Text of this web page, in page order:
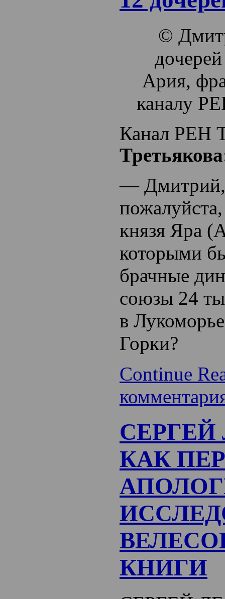
©
Ария,
каналу
Канал РЕН
Третьякова
— Дмитрий,
князя Яра
которыми
брачные
союзы 24
в
Горки?
Continue
КАК
КНИГИ